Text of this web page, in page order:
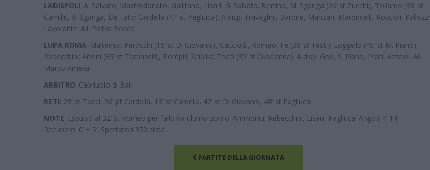
LADISPOLI: A. Salvato; Mastrodonato, Gallitano, Lisari, G. Salvato; Bertino, M. Sganga (26’ st Zucchi), Tollardo (38’ st
Camilli), A. Sganga, De Fato; Cardella (41’ st Pagliuca). A disp. Travaglini, Barone, Manzari, Maroncelli, Roscioli, Pallozzi
Lavorante. All. Pietro Bosco
LUPA ROMA: Maltempi; Perocchi (15’ st Di Giovanni), Cacciotti, Romeo, Fe (36’ st Testi); Loggello (45’ st M. Piano),
Rebecchini; Ansini (39’ st Tomaselli), Pompili, Scibilia; Tocci (35’ st Cuscianna). A disp. Gori, S. Piano, Prati, Azzawi. All.
Marco Amelia
ARBITRO: Capriuolo di Bari
RETI: 28’ pt Tocci, 36’ pt Cardella, 13’ st Cardella. 42’ st Di Giovanni, 48’ st Pagliuca.
NOTE: Espulso al 32’ st Romeo per fallo da ultimo uomo. Ammoniti: Rebecchini, Lisari, Pagliuca. Angoli: 4-14.
Recupero: 0’ + 5’. Spettatori 350 circa.
PARTITE DELLA GIORNATA